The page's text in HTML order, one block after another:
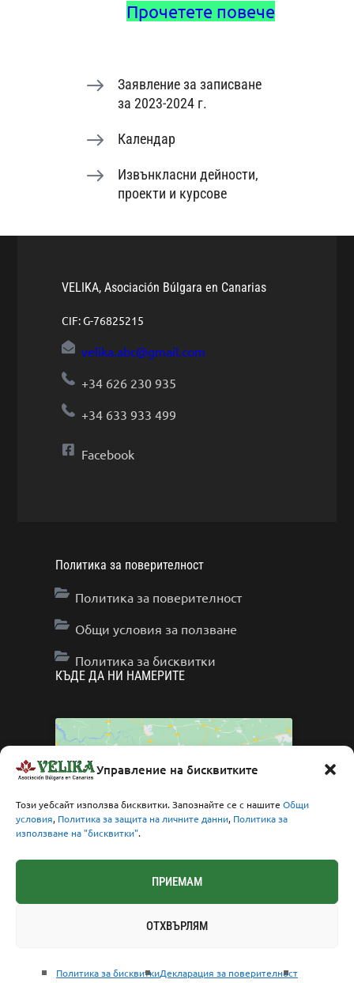
Управление на бисквитките
Този уебсайт използва бисквитки. Запознайте се с нашите Общи
условия, Политика за защита на личните данни, Политика за
използване на "бисквитки".
ПРИЕМАМ
ОТХВЪРЛЯМ
Политика за бисквиткиДекларация за поверителност
Прочетете повече
Заявление за записване
за 2023-2024 г.
Календар
Извънкласни дейности,
проекти и курсове
VELIKA, Asociación Búlgara en Canarias
CIF: G-76825215
velika.abc@gmail.com
+34 626 230 935
+34 633 933 499
Facebook
Политика за поверителност
Политика за поверителност
Общи условия за ползване
Политика за бисквитки
КЪДЕ ДА НИ НАМЕРИТЕ
Click to accept marketing cookies and enable
this content
© 2023 Сайтът се поддържа от